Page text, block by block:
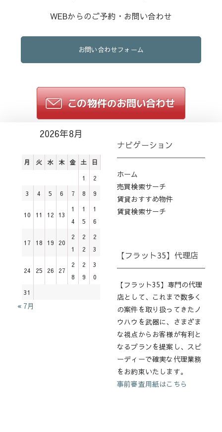
WEBからのご予約・お問い合わせ
お問い合わせフォーム
2026年8月
月 火 水 木 金 土 日
1
2
3
4 5 6 7 8 9
10 11 12 13
1
4
1
5
1
6
17 18 19 20
2
1
2
2
2
3
24 25 26 27
2
8
2
9
3
0
31
« 7月
ナビゲーション
ホーム
売買検索サーチ
賃貸おすすめ物件
賃貸検索サーチ
【フラット35】代理店
【フラット35】専門の代理
店として、これまで数多く
の案件を取り扱ってきたノ
ウハウを武器に、さまざま
な視点からお客様が有利と
なるプランを提案し、スピ
ーディーで確実な代理業務
をお約束いたします。
事前審査用紙はこちら